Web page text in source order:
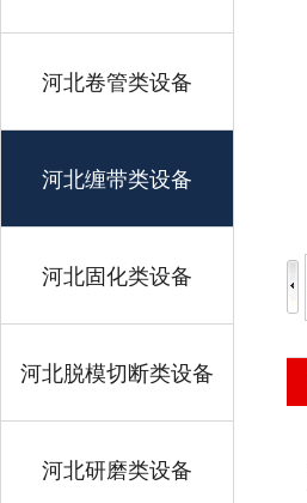
河北卷管类设备
河北缠带类设备
河北固化类设备
河北脱模切断类设备
河北研磨类设备